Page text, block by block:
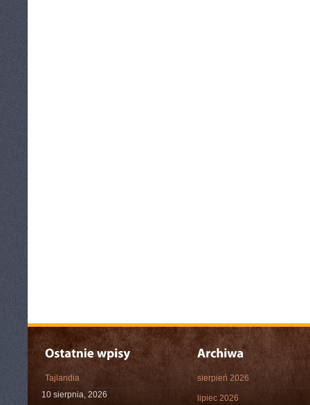
Tajlandia
10 sierpnia, 2026
sierpień 2026
lipiec 2026